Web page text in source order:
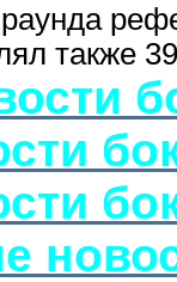
раунда
также